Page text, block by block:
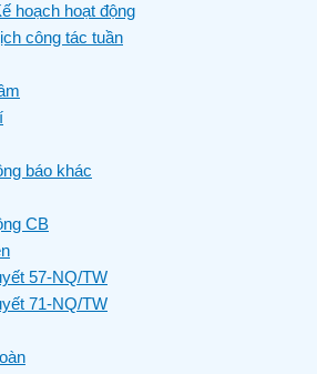
hoạch hoạt động
công tác tuần
báo khác
CB
57-NQ/TW
71-NQ/TW